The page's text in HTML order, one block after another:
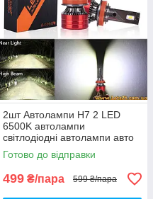
2шт Автолампи H7 2 LED
6500K автолампи
світлодіодні автолампи авто
лед лампи авто лампа лед
світлодіодна дхо птф на авто
Готово до відправки
499 ₴/пара 599 ₴/пара